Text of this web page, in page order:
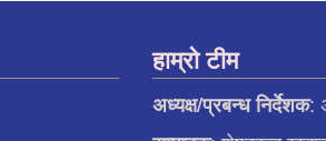
हाम्रो टीम
अध्यक्ष/प्रबन्ध निर्देशक: